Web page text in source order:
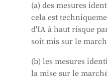
(a) des mesures
cela est
d'IA à haut risque
soit mis sur le
(b) les mesures
la mise sur le